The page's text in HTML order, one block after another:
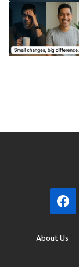
About Us